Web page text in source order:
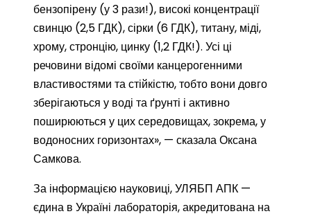
бензопірену (у 3 рази!), високі концентрації
свинцю (2,5 ГДК), сірки (6 ГДК), титану, міді,
хрому, стронцію, цинку (1,2 ГДК!). Усі ці
речовини відомі своїми канцерогенними
властивостями та стійкістю, тобто вони довго
зберігаються у воді та ґрунті і активно
поширюються у цих середовищах, зокрема, у
водоносних горизонтах», — сказала Оксана
Самкова.
За інформацією науковиці, УЛЯБП АПК —
єдина в Україні лабораторія, акредитована на